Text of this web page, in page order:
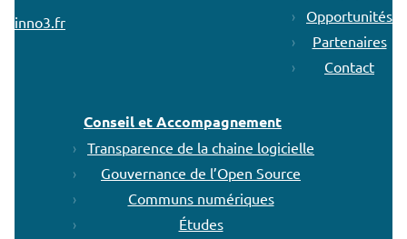
inno3.fr
Opportunités
Partenaires
Contact
Conseil et Accompagnement
Transparence de la chaine logicielle
Gouvernance de l’Open Source
Communs numériques
Études